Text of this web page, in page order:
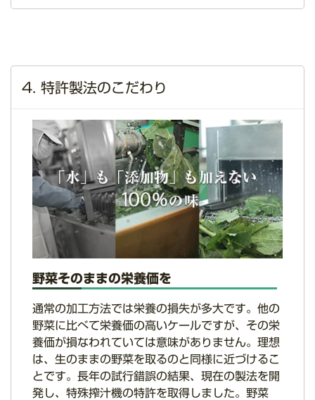
4. 特許製法のこだわり
野菜そのままの栄養価を
通常の加工方法では栄養の損失が多大です。他の
野菜に比べて栄養価の高いケールですが、その栄
養価が損なわれていては意味がありません。理想
は、生のままの野菜を取るのと同様に近づけるこ
とです。長年の試行錯誤の結果、現在の製法を開
発し、特殊搾汁機の特許を取得しました。野菜